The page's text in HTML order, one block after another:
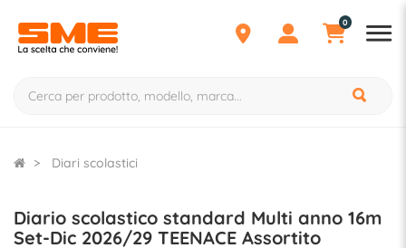
0
Diari scolastici
Diario scolastico standard Multi anno 16m
Set-Dic 2026/29 TEENACE Assortito